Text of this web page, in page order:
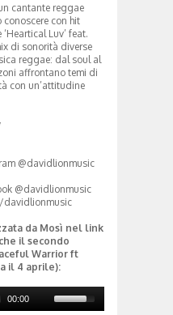
cantante reggae
con hit
‘Heartical Luv’ feat.
di sonorità diverse
reggae: dal soul al
affrontano temi di
con un’attitudine
@davidlionmusic
@davidlionmusic
davidlionmusic
da Mosì nel link
il secondo
Warrior ft
il 4 aprile):
00:00